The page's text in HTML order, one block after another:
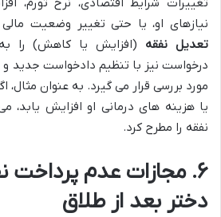
نیازهای او، یا حتی تغییر وضعیت
تعدیل نفقه (افزایش یا کاهش) را به
درخواست نیز با تنظیم دادخواست جدید و
مورد بررسی قرار می گیرد. به عنوان مثال،
یا هزینه های درمانی او افزایش یابد،
نفقه را مطرح کرد.
۶. مجازات عدم پرداخت
دختر بعد از طلاق